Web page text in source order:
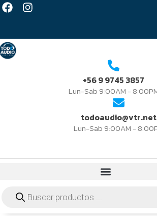
+56 9 9745 3857
Lun-Sab 9:00AM -
todoaudio@vtr.net
Lun-Sab 9:00AM -